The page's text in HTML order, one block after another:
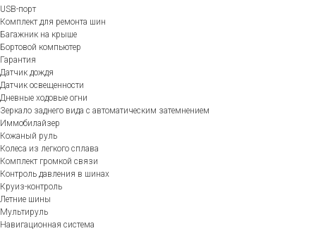
USB-порт
Комплект для ремонта шин
Багажник на крыше
Бортовой компьютер
Гарантия
Датчик дождя
Датчик освещенности
Дневные ходовые огни
Зеркало заднего вида с автоматическим затемнением
Иммобилайзер
Кожаный руль
Колеса из легкого сплава
Комплект громкой связи
Контроль давления в шинах
Круиз-контроль
Летние шины
Мультируль
Навигационная система